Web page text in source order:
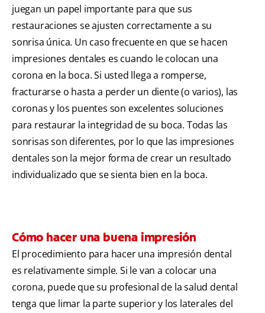
juegan un papel importante para que sus
restauraciones se ajusten correctamente a su
sonrisa única. Un caso frecuente en que se hacen
impresiones dentales es cuando le colocan una
corona en la boca. Si usted llega a romperse,
fracturarse o hasta a perder un diente (o varios), las
coronas y los puentes son excelentes soluciones
para restaurar la integridad de su boca. Todas las
sonrisas son diferentes, por lo que las impresiones
dentales son la mejor forma de crear un resultado
individualizado que se sienta bien en la boca.
Cómo hacer una buena impresión
El procedimiento para hacer una impresión dental
es relativamente simple. Si le van a colocar una
corona, puede que su profesional de la salud dental
tenga que limar la parte superior y los laterales del